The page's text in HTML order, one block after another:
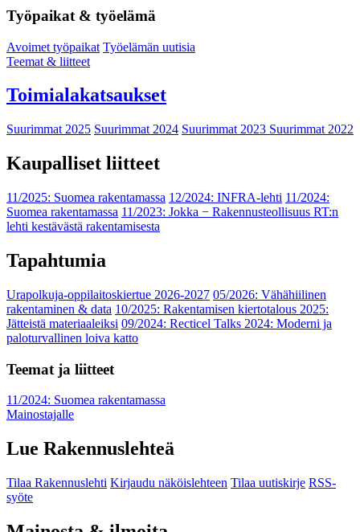
Työpaikat & työelämä
Avoimet työpaikat Työelämän uutisia
Teemat & liitteet
Toimialakatsaukset
Suurimmat 2025 Suurimmat 2024 Suurimmat 2023 Suurimmat 2022
Kaupalliset liitteet
11/2025: Suomea rakentamassa 12/2024: INFRA-lehti 11/2024:
Suomea rakentamassa 11/2023: Jokka − Rakennusteollisuus RT:n
lehti kestävästä rakentamisesta
Tapahtumia
Urapolkuja-oppilaitoskiertue 2026-2027 05/2026: Vähähiilinen
rakentaminen & data 10/2025: Rakentamisen kiertotalous 2025:
Jätteistä materiaaleiksi 09/2024: Recticel Talks 2024: Moderni ja
paloturvallinen loiva katto
Teemat ja liitteet
11/2024: Suomea rakentamassa
Mainostajalle
Lue Rakennuslehteä
Tilaa Rakennuslehti Kirjaudu näköislehteen Tilaa uutiskirje RSS-
syöte